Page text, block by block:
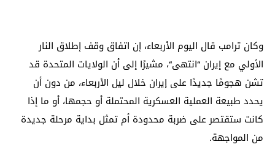
وكان ترامب قال اليوم الأربعاء، إن اتفاق وقف إطلاق النار
الأولي مع إيران “انتهى“، مشيرًا إلى أن الولايات المتحدة قد
تشن هجومًا جديدًا على إيران خلال ليل الأربعاء، من دون أن
يحدد طبيعة العملية العسكرية المحتملة أو حجمها، أو ما إذا
كانت ستقتصر على ضربة محدودة أم تمثل بداية مرحلة جديدة
من المواجهة.